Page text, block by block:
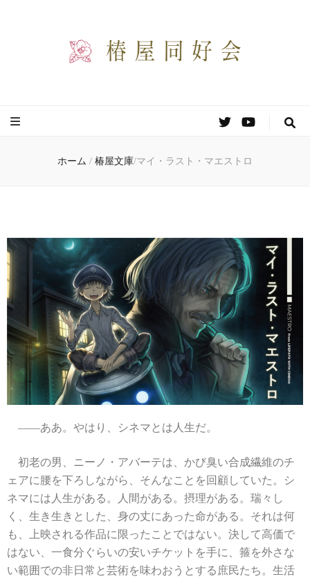
ホーム / 椿屋文庫/マイ・ラスト・マエストロ
――ああ。やはり、シネマとは人生だ。
初老の男、ニーノ・アバーテは、かび臭い合成繊維のチ
ェアに腰を下ろしながら、そんなことを回顧していた。シ
ネマには人生がある。人間がある。摂理がある。瑞々し
く、生き生きとした、身の丈にあった命がある。それは何
も、上映される作品に限ったことではない。決して高価で
はない、一食分ぐらいの安いチケットを手に、箍を外さな
い範囲での非日常と芸術を味わおうとする庶民たち。生活